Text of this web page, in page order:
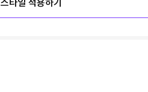
타일 적용하기